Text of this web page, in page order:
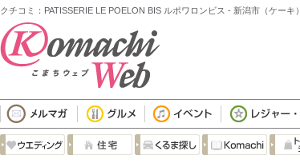
クチコミ：PATISSERIE LE POELON BIS ルポワロンビス - 新潟市（ケーキ）